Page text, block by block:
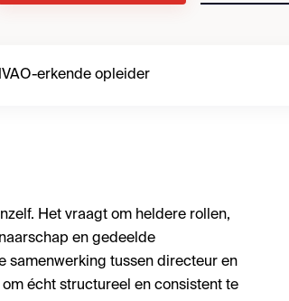
erkende opleider
Het vraagt om heldere rollen,
en gedeelde
samenwerking tussen directeur en
om écht structureel en consistent te